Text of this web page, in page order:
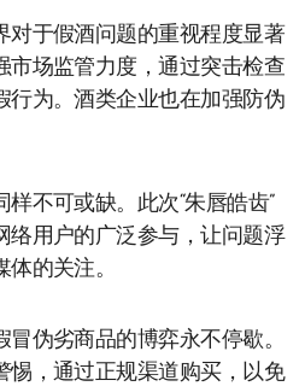
对于假酒问题的重视程度显著
市场监管力度，通过突击检查
行为。酒类企业也在加强防伪
不可或缺。此次“朱唇皓齿”
络用户的广泛参与，让问题浮
的关注。
伪劣商品的博弈永不停歇。
惕，通过正规渠道购买，以免